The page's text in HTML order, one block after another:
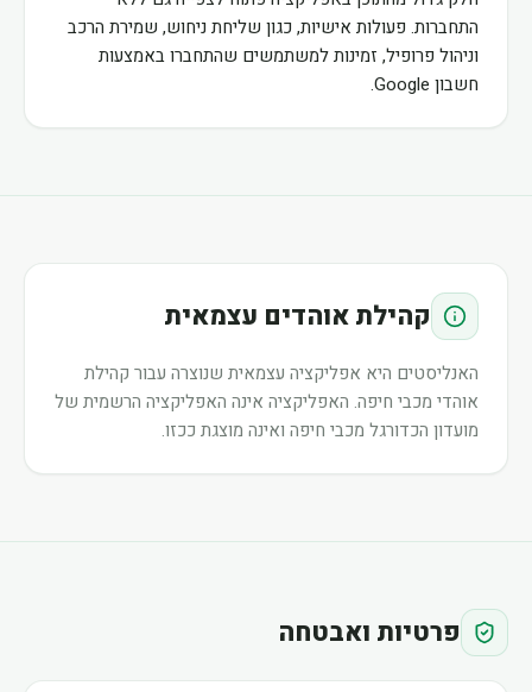
התחברות. פעולות אישיות, כגון שליחת ניחוש, שמירת הרכב
וניהול פרופיל, זמינות למשתמשים שהתחברו באמצעות
חשבון Google.
קהילת אוהדים עצמאית
האנליסטים היא אפליקציה עצמאית שנוצרה עבור קהילת
אוהדי מכבי חיפה. האפליקציה אינה האפליקציה הרשמית של
מועדון הכדורגל מכבי חיפה ואינה מוצגת ככזו.
פרטיות ואבטחה